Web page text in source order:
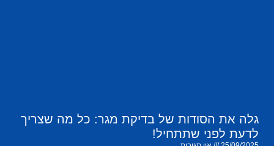
גלה את הסודות של בדיקת מגר: כל מה שצריך
לדעת לפני שתתחיל!